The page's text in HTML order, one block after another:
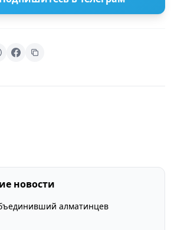
новости
алматинцев